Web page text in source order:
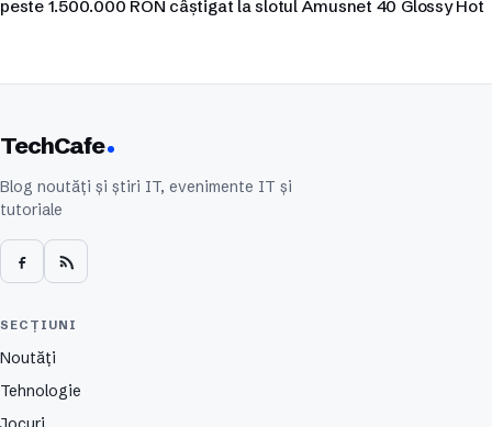
peste 1.500.000 RON câștigat la slotul Amusnet 40 Glossy Hot
TechCafe
Blog noutăți și știri IT, evenimente IT și
tutoriale
SECȚIUNI
Noutăți
Tehnologie